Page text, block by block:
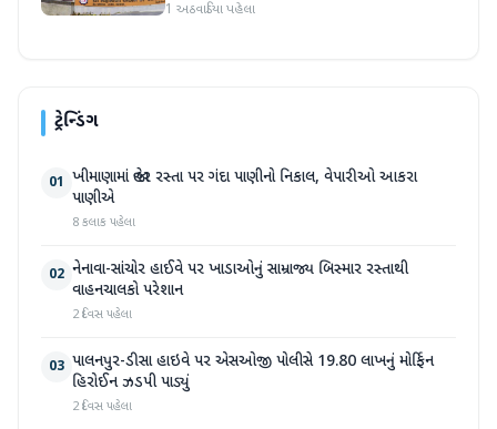
1 અઠવાડિયા પહેલા
ટ્રેન્ડિંગ
01 ખીમાણામાં જાહેર રસ્તા પર ગંદા પાણીનો નિકાલ, વેપારીઓ આકરા
પાણીએ
8 કલાક પહેલા
02 નેનાવા-સાંચોર હાઈવે પર ખાડાઓનું સામ્રાજ્ય બિસ્માર રસ્તાથી
વાહનચાલકો પરેશાન
2 દિવસ પહેલા
03 પાલનપુર-ડીસા હાઇવે પર એસઓજી પોલીસે 19.80 લાખનું મોર્ફિન
હિરોઈન ઝડપી પાડ્યું
2 દિવસ પહેલા